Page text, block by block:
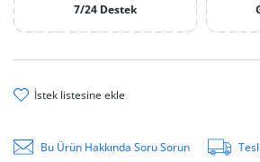
7/24 Destek
i̇stek li̇stesi̇ne ekle
Bu Ürün Hakkında Soru Sorun